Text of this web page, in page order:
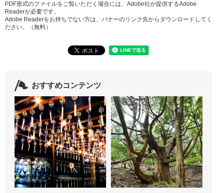
PDF形式のファイルをご覧いただく場合には、Adobe社が提供するAdobe
Readerが必要です。
Adobe Readerをお持ちでない方は、バナーのリンク先からダウンロードしてく
ださい。（無料）
おすすめコンテンツ